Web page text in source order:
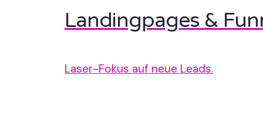
Landingpages &
Laser-Fokus auf neue Leads.